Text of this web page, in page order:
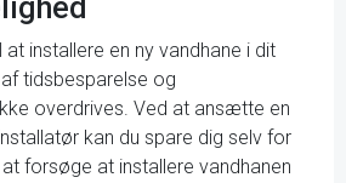
installere en ny vandhane i dit
tidsbesparelse og
overdrives. Ved at ansætte en
kan du spare dig selv for
forsøge at installere vandhanen